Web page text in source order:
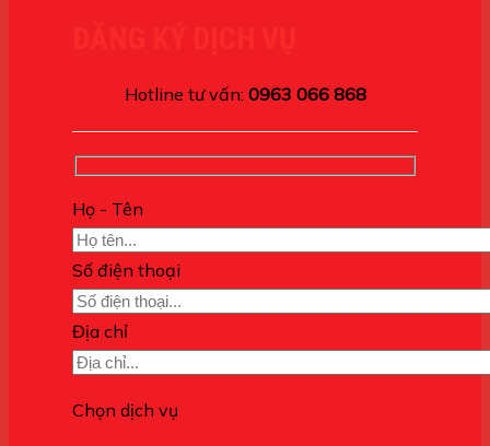
Hotline tư vấn: 0963 066 868
Họ - Tên
Số điện thoại
Địa chỉ
Chọn dịch vụ